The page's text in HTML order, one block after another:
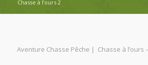
Chasse à l’ours 2
Aventure Chasse Pêche | Chasse à l’ours